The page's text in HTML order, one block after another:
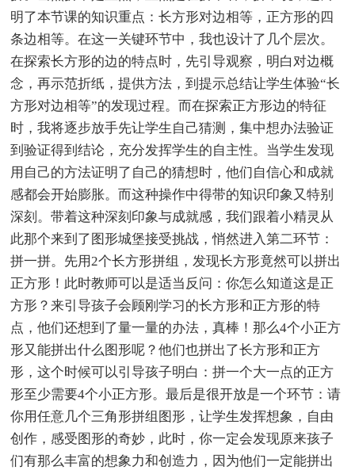
明了本节课的知识重点：长方形对边相等，正方形的四
条边相等。在这一关键环节中，我也设计了几个层次。
在探索长方形的边的特点时，先引导观察，明白对边概
念，再示范折纸，提供方法，到提示总结让学生体验“长
方形对边相等”的发现过程。而在探索正方形边的特征
时，我将逐步放手先让学生自己猜测，集中想办法验证
到验证得到结论，充分发挥学生的自主性。当学生发现
用自己的方法证明了自己的猜想时，他们自信心和成就
感都会开始膨胀。而这种操作中得带的知识印象又特别
深刻。带着这种深刻印象与成就感，我们跟着小精灵从
此那个来到了图形城堡接受挑战，悄然进入第二环节：
拼一拼。先用2个长方形拼组，发现长方形竟然可以拼出
正方形！此时教师可以是适当反问：你怎么知道这是正
方形？来引导孩子会顾刚学习的长方形和正方形的特
点，他们还想到了量一量的办法，真棒！那么4个小正方
形又能拼出什么图形呢？他们也拼出了长方形和正方
形，这个时候可以引导孩子明白：拼一个大一点的正方
形至少需要4个小正方形。最后是很开放是一个环节：请
你用任意几个三角形拼组图形，让学生发挥想象，自由
创作，感受图形的奇妙，此时，你一定会发现原来孩子
们有那么丰富的想象力和创造力，因为他们一定能拼出